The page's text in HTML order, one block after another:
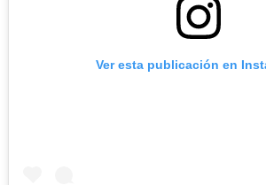
Ver esta publicación en